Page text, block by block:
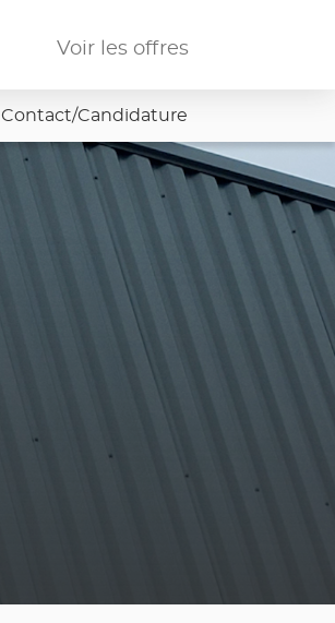
Voir les offres
Contact/Candidature